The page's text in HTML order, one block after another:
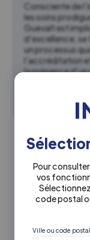
Pour
vos
code postal
Ville ou code postal
Consciente de
les soins
Guevalt est
d’excellence,
un processus
l’accréditation
la présence
permanence
31,
75004